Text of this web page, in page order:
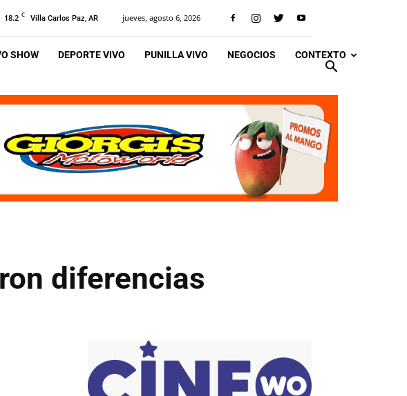
18.2 C Villa Carlos Paz, AR jueves, agosto 6, 2026
SHOW DEPORTE VIVO PUNILLA VIVO NEGOCIOS CONTEXTO
diferencias